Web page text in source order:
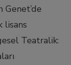
Genet’de
lisans
Teatralik: